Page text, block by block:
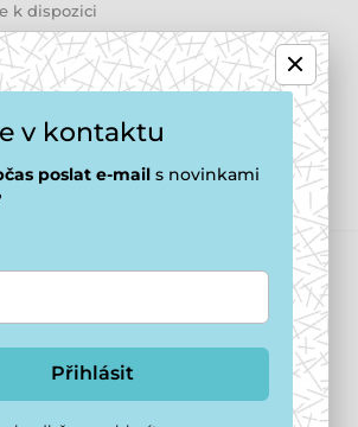
k dispozici
info@puppydaycare.cz
Youtube
Psí hotel
Dotazník před ubytováním
Obsazenost hotelu
v kontaktu
poslat e-mail s novinkami
Přihlásit